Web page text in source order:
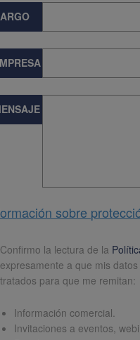
sobre
Confirmo la lectura de la
expresamente a que mis
tratados para que me remitan:
Información comercial.
Invitaciones a eventos,